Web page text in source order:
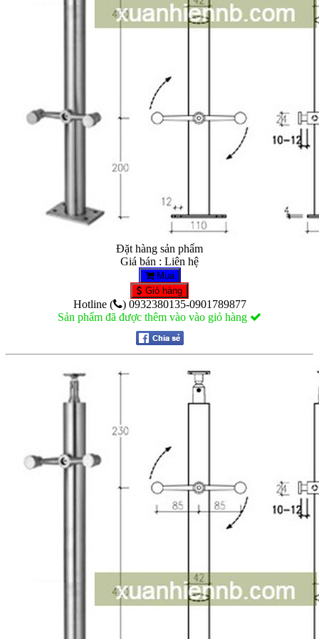
Đặt hàng sản phẩm
Giá bán : Liên hệ
Mua
Giỏ hàng
Hotline (
) 0932380135-0901789877
Sản phẩm đã được thêm vào vào giỏ hàng